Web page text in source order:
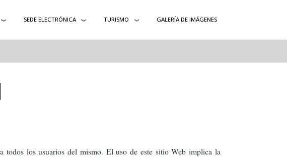
SEDE ELECTRÓNICA TURISMO GALERÍA DE IMÁGENES
todos los usuarios del mismo. El uso de este sitio Web implica la